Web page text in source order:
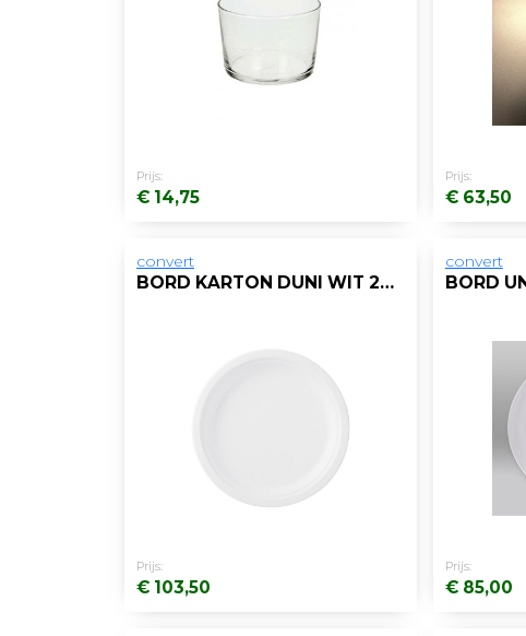
Prijs:
€ 14,75
Prijs:
€ 63,50
convert
BORD KARTON DUNI WIT 26CM/DS8X50
Prijs:
€ 103,50
convert
Prijs:
€ 85,00